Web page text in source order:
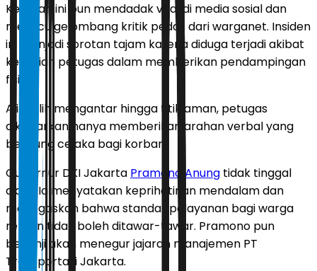
Kejadian ini pun mendadak viral di media sosial dan
memicu gelombang kritik pedas dari warganet. Insiden
ini menjadi sorotan tajam karena diduga terjadi akibat
kelalaian petugas dalam memberikan pendampingan
fisik.
Alih-alih mengantar hingga titik aman, petugas
dikabarkan hanya memberikan arahan verbal yang
berujung celaka bagi korban.
Gubernur DKI Jakarta Pramono Anung tidak tinggal
diam. Ia menyatakan keprihatinan mendalam dan
menegaskan bahwa standar pelayanan bagi warga
rentan tidak boleh ditawar-tawar. Pramono pun
berjanji akan menegur jajaran manajemen PT
Transportasi Jakarta.